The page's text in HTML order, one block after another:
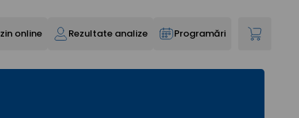
online Rezultate analize Programări